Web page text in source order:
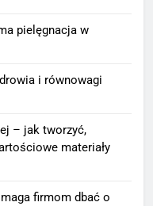
pielęgnacja w
i równowagi
– jak tworzyć,
materiały
firmom dbać o